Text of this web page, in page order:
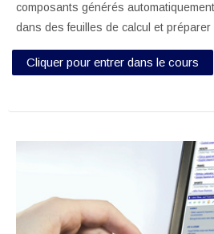
composants générés
dans des feuilles de calcul et préparer
Cliquer pour entrer dans le cours